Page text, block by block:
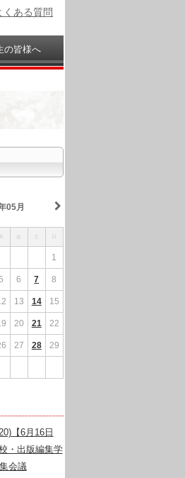
くある質問
の皆様へ
05月
1
6 7 8
13 14 15
20 21 22
27 28 29
【6月16日
・出版編集学
会議